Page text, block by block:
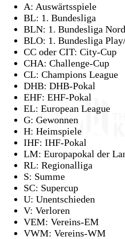
A: Auswärtsspiele
BL: 1. Bundesliga
BLN: 1. Bundesliga Nord
BLO: 1. Bundesliga
CC oder CIT: City-Cup
CHA: Challenge-Cup
CL: Champions League
DHB: DHB-Pokal
EHF: EHF-Pokal
EL: European League
G: Gewonnen
H: Heimspiele
IHF: IHF-Pokal
LM: Europapokal der
RL: Regionalliga
S: Summe
SC: Supercup
U: Unentschieden
V: Verloren
VEM: Vereins-EM
VWM: Vereins-WM